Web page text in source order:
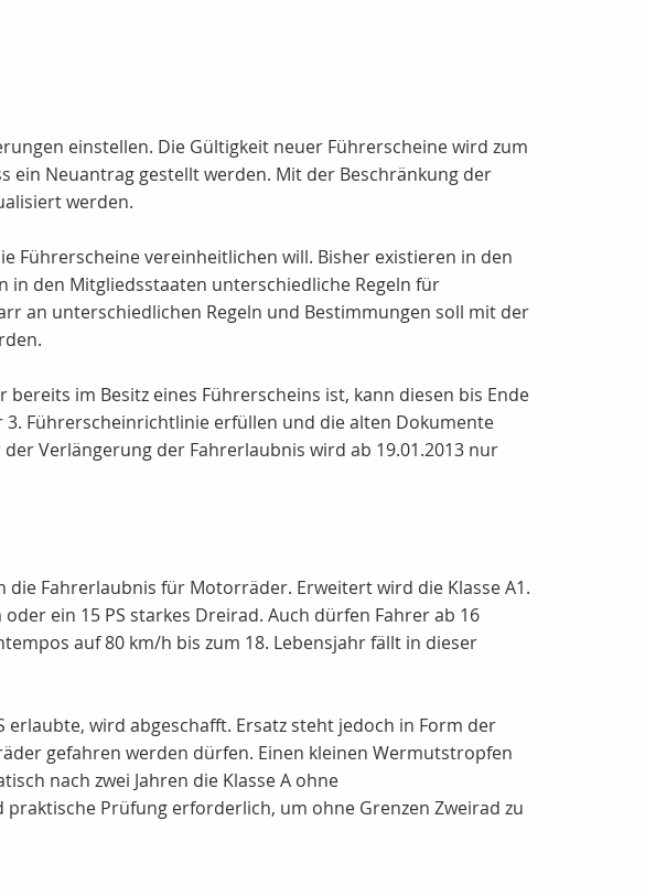
einstellen. Die Gültigkeit neuer Führerscheine wird zum
ein Neuantrag gestellt werden. Mit der Beschränkung der
werden.
Führerscheine vereinheitlichen will. Bisher existieren in den
in den Mitgliedsstaaten unterschiedliche Regeln für
an unterschiedlichen Regeln und Bestimmungen soll mit der
im Besitz eines Führerscheins ist, kann diesen bis Ende
Führerscheinrichtlinie erfüllen und die alten Dokumente
Verlängerung der Fahrerlaubnis wird ab 19.01.2013 nur
Fahrerlaubnis für Motorräder. Erweitert wird die Klasse A1.
ein 15 PS starkes Dreirad. Auch dürfen Fahrer ab 16
auf 80 km/h bis zum 18. Lebensjahr fällt in dieser
wird abgeschafft. Ersatz steht jedoch in Form der
gefahren werden dürfen. Einen kleinen Wermutstropfen
nach zwei Jahren die Klasse A ohne
Prüfung erforderlich, um ohne Grenzen Zweirad zu